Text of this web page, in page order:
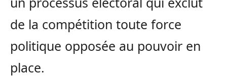
de la compétition toute force
politique opposée au pouvoir en
place.